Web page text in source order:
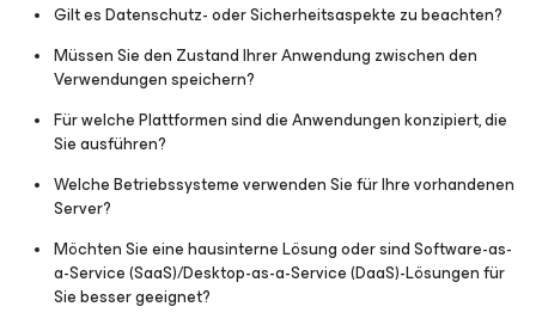
Gilt es Datenschutz- oder Sicherheitsaspekte zu beachten?
Müssen Sie den Zustand Ihrer Anwendung zwischen den
Verwendungen speichern?
Für welche Plattformen sind die Anwendungen konzipiert, die
Sie ausführen?
Welche Betriebssysteme verwenden Sie für Ihre vorhandenen
Server?
Möchten Sie eine hausinterne Lösung oder sind Software-as-
a-Service (SaaS)/Desktop-as-a-Service (DaaS)-Lösungen für
Sie besser geeignet?